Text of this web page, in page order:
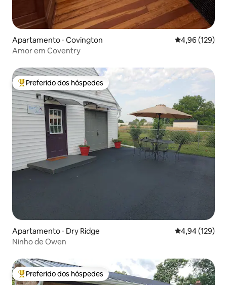
Apartamento ⋅ Covington 4,96 de uma
4,96 (129)
Amor em Coventry
Entre os melhores preferidos dos hóspedes
Preferido dos hóspedes
Apartamento ⋅ Dry Ridge 4,94 de uma
4,94 (129)
Ninho de Owen
Entre os melhores preferidos dos hóspedes
Preferido dos hóspedes